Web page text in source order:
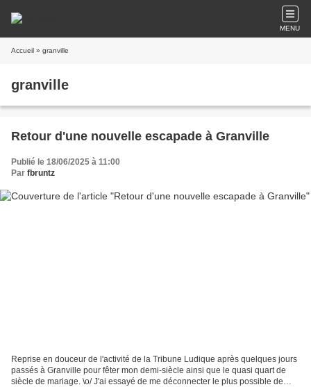
MENU
Accueil » granville
granville
Retour d'une nouvelle escapade à Granville
Publié le 18/06/2025 à 11:00
Par fbruntz
Reprise en douceur de l'activité de la Tribune Ludique après quelques jours
passés à Granville pour fêter mon demi-siècle ainsi que le quasi quart de
siècle de mariage. \o/ J'ai essayé de me déconnecter le plus possible de